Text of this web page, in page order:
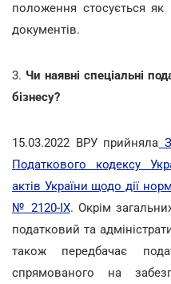
положення стосується як
документів.
3. Чи наявні спеціальні
бізнесу?
15.03.2022 ВРУ прийняла
Податкового кодексу
актів України щодо дії
№ 2120-IX. Окрім
податковий та
також передбачає
спрямованого на